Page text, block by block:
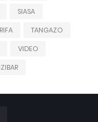
SIASA
TANGAZO
VIDEO